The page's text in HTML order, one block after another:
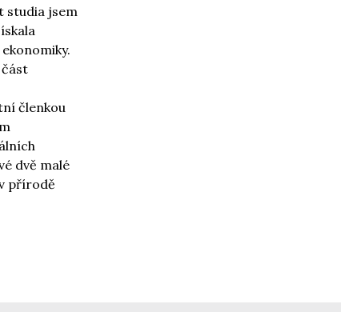
studia jsem
členkou
dvě malé
přírodě